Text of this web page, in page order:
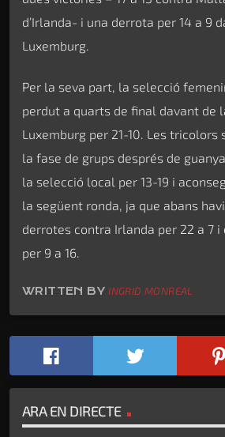
d’Irlanda- i una derrota per 14 a 9
Luxemburg.
Per la seva part, la selecció
perdut a quarts de final davant de
Luxemburg per 21-10. Les tricolors
la fase de grups després de
la selecció local per 13-19 i
la següent ronda, ja que abans
derrotes contra Irlanda per 22 a 7 i
per 9 a 16.
WRITTEN BYINGRID MONREAL
ARA EN DIRECTE